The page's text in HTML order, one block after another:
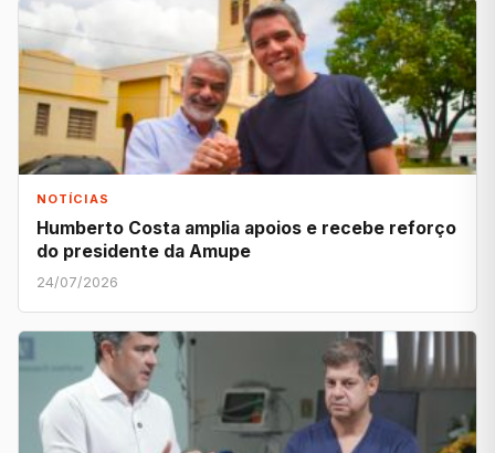
NOTÍCIAS
Humberto Costa amplia apoios e recebe reforço
do presidente da Amupe
24/07/2026